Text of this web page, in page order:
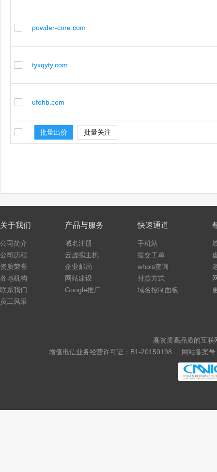
powder-core.com
tyxqyty.com
ufohb.com
批量出价 批量关注
关于我们
公司简介
公司历程
资质荣誉
各地机构
联系我们
员工风采
产品与服务
域名注册
云虚拟主机
企业邮局
网站建设
Google推广
快速通道
手机站
提交工单
whois查询
付款方式
域名控制面板
高资质高品质的互联
增值电信业务经营许可证：B1-20150198
网站备案